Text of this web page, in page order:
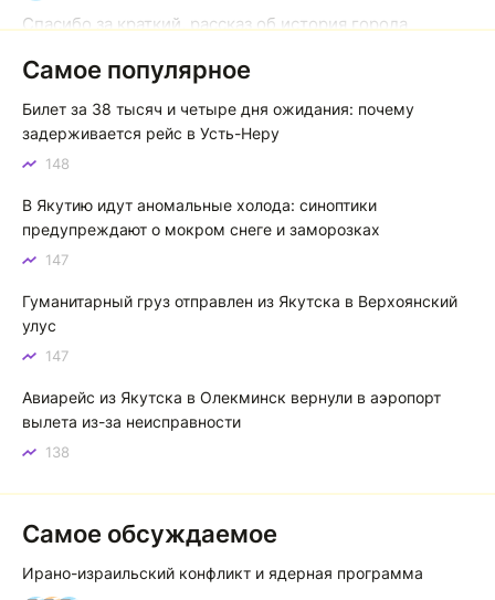
Спасибо за краткий, рассказ об история города
Якутск сквозь века: от острога до столицы республики
К
Котя злой
Зной в Сибири, тем более в Якутске. Никакой это не
тем более говорить не приходиться. Не зря даже в
песнях поют…
Самое популярное
Билет за 38 тысяч и четыре дня ожидания: почему
задерживается рейс в Усть-Неру
148
В Якутию идут аномальные холода: синоптики
предупреждают о мокром снеге и заморозках
147
Гуманитарный груз отправлен из Якутска в Верхоянский
улус
147
Авиарейс из Якутска в Олекминск вернули в аэропорт
вылета из-за неисправности
138
Самое обсуждаемое
Ирано-израильский конфликт и ядерная программа